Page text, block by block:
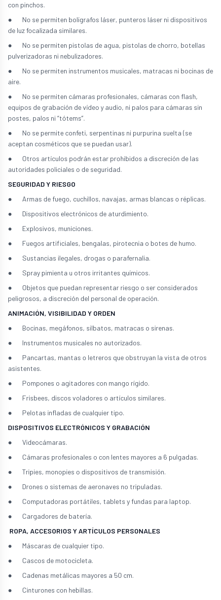
con pinchos.
● No se permiten bolígrafos láser, punteros láser ni dispositivos
de luz focalizada similares.
● No se permiten pistolas de agua, pistolas de chorro, botellas
pulverizadoras ni nebulizadores.
● No se permiten instrumentos musicales, matracas ni bocinas de
aire.
● No se permiten cámaras profesionales, cámaras con flash,
equipos de grabación de vídeo y audio, ni palos para cámaras sin
postes, palos ni “tótems”.
● No se permite confeti, serpentinas ni purpurina suelta (se
aceptan cosméticos que se puedan usar).
● Otros artículos podrán estar prohibidos a discreción de las
autoridades policiales o de seguridad.
SEGURIDAD Y RIESGO
● Armas de fuego, cuchillos, navajas, armas blancas o réplicas.
● Dispositivos electrónicos de aturdimiento.
● Explosivos, municiones.
● Fuegos artificiales, bengalas, pirotecnia o botes de humo.
● Sustancias ilegales, drogas o parafernalia.
● Spray pimienta u otros irritantes químicos.
● Objetos que puedan representar riesgo o ser considerados
peligrosos, a discreción del personal de operación.
ANIMACIÓN, VISIBILIDAD Y ORDEN
● Bocinas, megáfonos, silbatos, matracas o sirenas.
● Instrumentos musicales no autorizados.
● Pancartas, mantas o letreros que obstruyan la vista de otros
asistentes.
● Pompones o agitadores con mango rígido.
● Frisbees, discos voladores o artículos similares.
● Pelotas infladas de cualquier tipo.
DISPOSITIVOS ELECTRÓNICOS Y GRABACIÓN
● Videocámaras.
● Cámaras profesionales o con lentes mayores a 6 pulgadas.
● Tripies, monopies o dispositivos de transmisión.
● Drones o sistemas de aeronaves no tripuladas.
● Computadoras portátiles, tablets y fundas para laptop.
● Cargadores de batería.
ROPA, ACCESORIOS Y ARTÍCULOS PERSONALES
● Máscaras de cualquier tipo.
● Cascos de motocicleta.
● Cadenas metálicas mayores a 50 cm.
● Cinturones con hebillas.